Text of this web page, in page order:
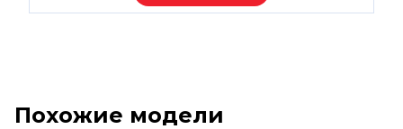
Похожие модели